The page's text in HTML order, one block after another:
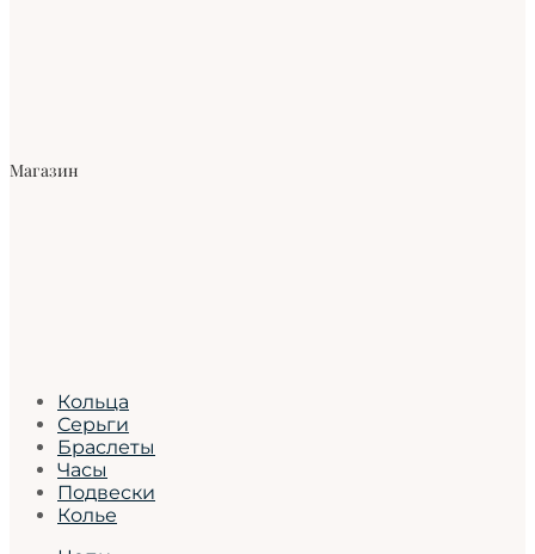
Магазин
Кольца
Серьги
Браслеты
Часы
Подвески
Колье